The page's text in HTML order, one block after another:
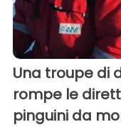
Una troupe di
rompe le
pinguini da